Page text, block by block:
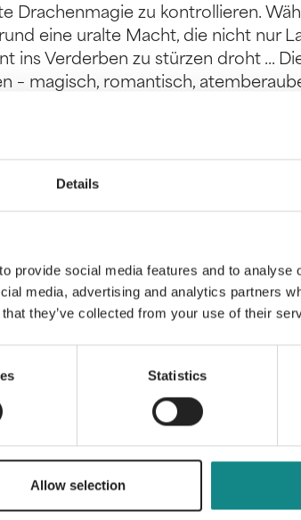
Details
provide social media features and to analyse
media, advertising and analytics partners
they’ve collected from your use of their
Statistics
Allow selection
Drachenmagie zu kontrollieren.
eine uralte Macht, die nicht nur
ins Verderben zu stürzen droht ...
– magisch, romantisch,